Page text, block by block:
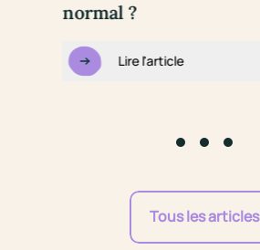
normal ?
Lire l'article
Tous les articles